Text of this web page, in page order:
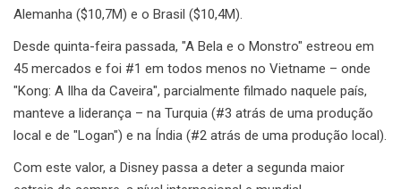
Alemanha ($10,7M) e o Brasil ($10,4M).
Desde quinta-feira passada, "A Bela e o Monstro" estreou em
45 mercados e foi #1 em todos menos no Vietname – onde
"Kong: A Ilha da Caveira", parcialmente filmado naquele país,
manteve a liderança – na Turquia (#3 atrás de uma produção
local e de "Logan") e na Índia (#2 atrás de uma produção local).
Com este valor, a Disney passa a deter a segunda maior